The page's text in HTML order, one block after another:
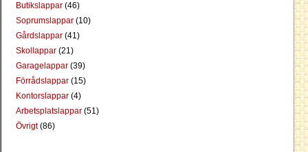
Butikslappar (46)
Soprumslappar (10)
Gårdslappar (41)
Skollappar (21)
Garagelappar (39)
Förrådslappar (15)
Kontorslappar (4)
Arbetsplatslappar (51)
Övrigt(86)